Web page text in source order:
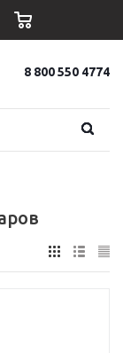
8 800 550 4774